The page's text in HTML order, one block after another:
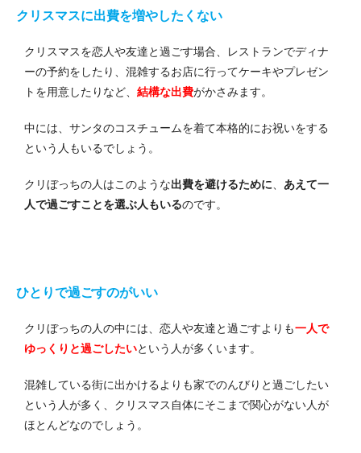
クリスマスに出費を増やしたくない
クリスマスを恋人や友達と過ごす場合、レストランでディナ
ーの予約をしたり、混雑するお店に行ってケーキやプレゼン
トを用意したりなど、 結構な出費がかさみます。
中には、サンタのコスチュームを着て本格的にお祝いをする
という人もいるでしょう。
クリぼっちの人はこのような出費を避けるために
あえて一
人で過ごすことを選ぶ人もいるのです。
ひとりで過ごすのがいい
クリぼっちの人の中には、恋人や友達と過ごすよりも一人で
ゆっくりと過ごしたいという人が多くいます。
混雑している街に出かけるよりも家でのんびりと過ごしたい
という人が多く、クリスマス自体にそこまで関心がない人が
ほとんどなのでしょう。